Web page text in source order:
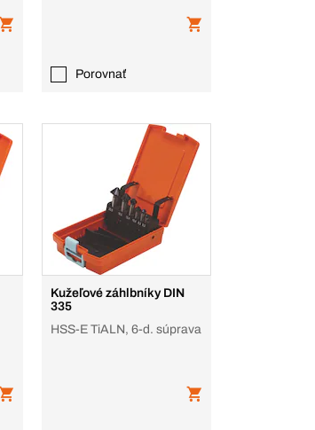
Porovnať
Kužeľové záhlbníky DIN
335
HSS-E TiALN, 6-d. súprava